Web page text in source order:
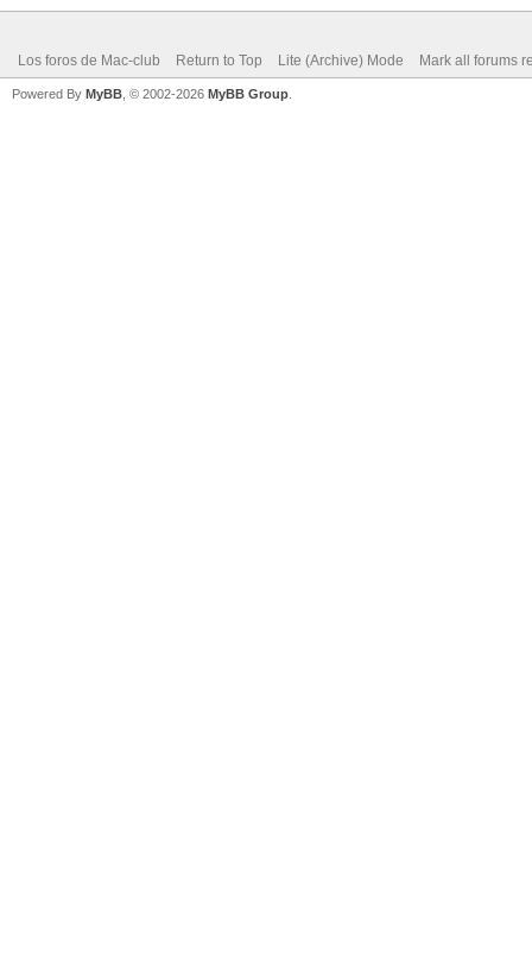
Los foros de Mac-club Return to Top Lite (Archive) Mode Mark all forums
Powered By MyBB , © 2002-2026 MyBB Group